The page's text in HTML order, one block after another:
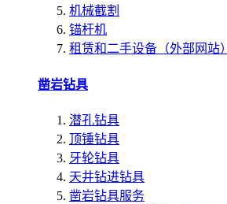
机械截割
锚杆机
租赁和二手设备（外部网站）
凿岩钻具
潜孔钻具
顶锤钻具
牙轮钻具
天井钻进钻具
凿岩钻具服务